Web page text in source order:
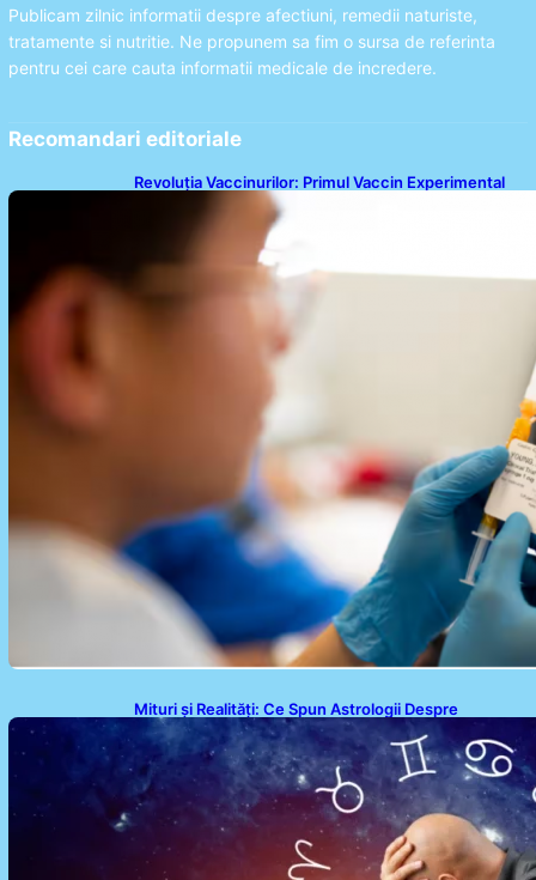
Publicam zilnic informatii despre afectiuni, remedii naturiste,
tratamente si nutritie. Ne propunem sa fim o sursa de referinta
pentru cei care cauta informatii medicale de incredere.
Recomandari editoriale
Revoluția Vaccinurilor: Primul Vaccin Experimental
Împotriva Cancerului de Colon în Studiu Uman
Mituri și Realități: Ce Spun Astrologii Despre
Sufletele Bătrâne și Lunile de Naștere